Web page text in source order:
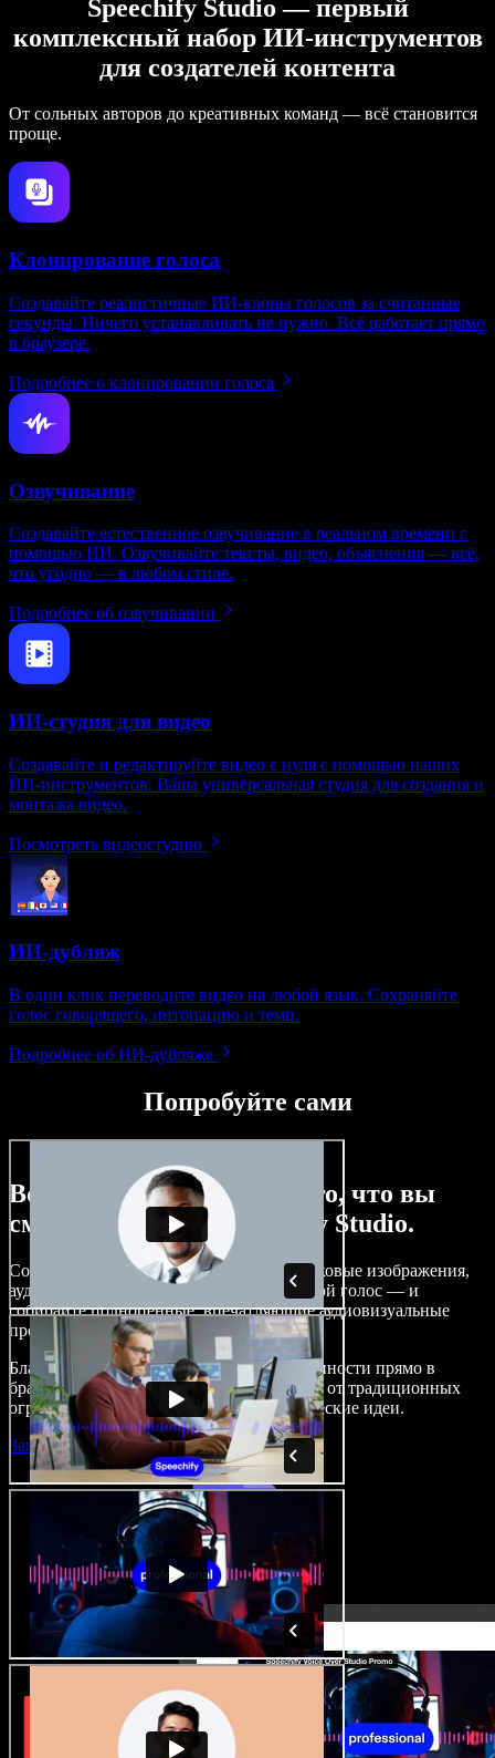
Speechify Studio — первый
комплексный набор ИИ‑инструментов
для создателей контента
От сольных авторов до креативных команд — всё становится
проще.
Клонирование голоса
Создавайте реалистичные ИИ‑клоны голосов за считанные
секунды. Ничего устанавливать не нужно. Всё работает прямо
в браузере.
Подробнее о клонировании голоса
Озвучивание
Создавайте естественное озвучивание в реальном времени с
помощью ИИ. Озвучивайте тексты, видео, объяснения — всё,
что угодно — в любом стиле.
Подробнее об озвучивании
ИИ-студия для видео
Создавайте и редактируйте видео с нуля с помощью наших
ИИ‑инструментов. Ваша универсальная студия для создания и
монтажа видео.
Посмотреть видеостудию
ИИ-дубляж
В один клик переводите видео на любой язык. Сохраняйте
голос говорящего, интонацию и темп.
Подробнее об ИИ‑дубляже
Попробуйте сами
Вот лишь малая часть того, что вы
сможете делать с Speechify Studio.
Создавайте озвучивание, добавляйте стоковые изображения,
аудио и видео без роялти, клонируйте свой голос — и
собирайте полноценные, впечатляющие аудиовизуальные
проекты.
Благодаря низкому порогу входа и доступности прямо в
браузере создатели контента избавляются от традиционных
ограничений и воплощают любые творческие идеи.
Запустить Studio